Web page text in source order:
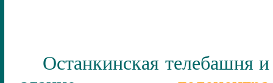
Останкинская телебашня и